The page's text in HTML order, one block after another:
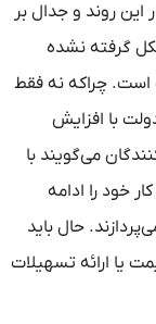
روند و جدال بر
گرفته نشده
است. چراکه نه فقط
با افزایش
می‌گویند با
خود را ادامه
حال باید
یا ارائه تسهیلات